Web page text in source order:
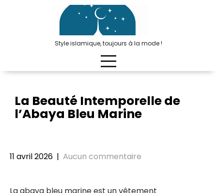
Style islamique, toujours à la mode !
La Beauté Intemporelle de
l’Abaya Bleu Marine
11 avril 2026 | Aucun commentaire